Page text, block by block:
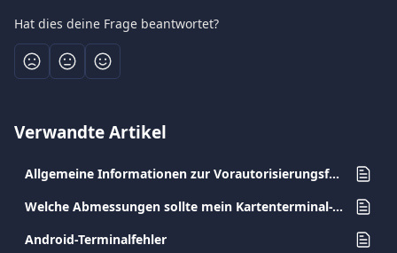
Hat dies deine Frage beantwortet?
Verwandte Artikel
Allgemeine Informationen zur Vorautorisierungsfunktion
Welche Abmessungen sollte mein Kartenterminal-Thermopapier haben?
Android-Terminalfehler